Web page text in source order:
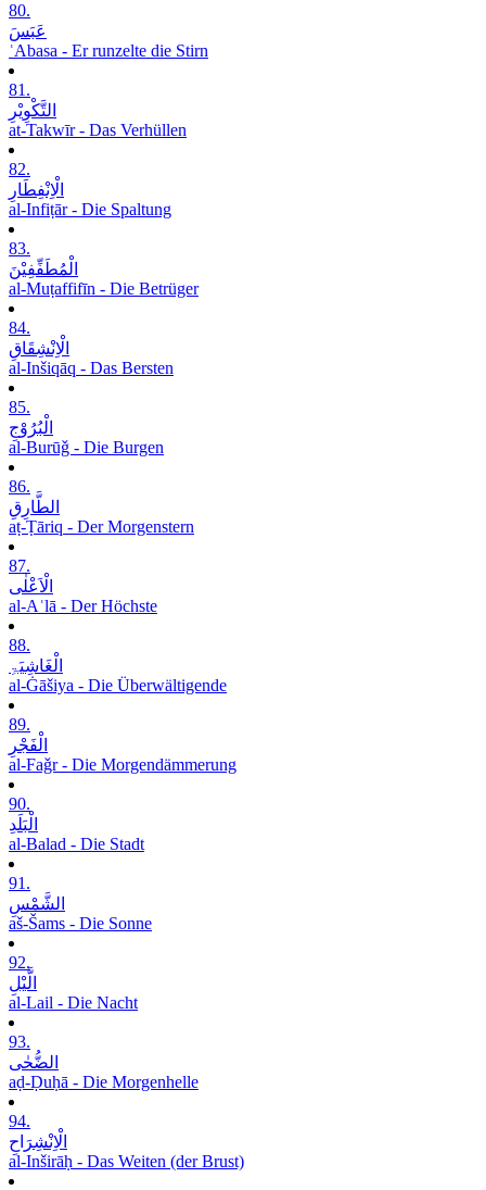
80.
عَبَسَ
ʿAbasa - Er runzelte die Stirn
81.
التَّکْوِیْرِ
at-Takwīr - Das Verhüllen
82.
الْاِنْفِطَارِ
al-Infiṭār - Die Spaltung
83.
الْمُطَفِّفِیْنَ
al-Muṭaffifīn - Die Betrüger
84.
الْاِنْشِقَاقِ
al-Inšiqāq - Das Bersten
85.
الْبُرُوْجِ
al-Burūǧ - Die Burgen
86.
الطَّارِقِ
aṭ-Ṭāriq - Der Morgenstern
87.
الْاَعْلٰی
al-Aʿlā - Der Höchste
88.
الْغَاشِیَۃِ
al-Ġāšiya - Die Überwältigende
89.
الْفَجْرِ
al-Faǧr - Die Morgendämmerung
90.
الْبَلَدِ
al-Balad - Die Stadt
91.
الشَّمْسِ
aš-Šams - Die Sonne
92.
الَّیْلِ
al-Lail - Die Nacht
93.
الضُّحٰی
aḍ-Ḍuḥā - Die Morgenhelle
94.
الْاِنْشِرَاحِ
al-Inširāḥ - Das Weiten (der Brust)